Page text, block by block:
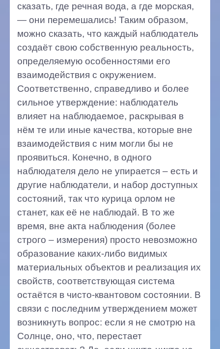
сказать, где речная вода, а где морская,
— они перемешались! Таким образом,
можно сказать, что каждый наблюдатель
создаёт свою собственную реальность,
определяемую особенностями его
взаимодействия с окружением.
Соответственно, справедливо и более
сильное утверждение: наблюдатель
влияет на наблюдаемое, раскрывая в
нём те или иные качества, которые вне
взаимодействия с ним могли бы не
проявиться. Конечно, в одного
наблюдателя дело не упирается – есть и
другие наблюдатели, и набор доступных
состояний, так что курица орлом не
станет, как её не наблюдай. В то же
время, вне акта наблюдения (более
строго – измерения) просто невозможно
образование каких-либо видимых
материальных объектов и реализация их
свойств, соответствующая система
остаётся в чисто-квантовом состоянии. В
связи с последним утверждением может
возникнуть вопрос: если я не смотрю на
Солнце, оно, что, перестает